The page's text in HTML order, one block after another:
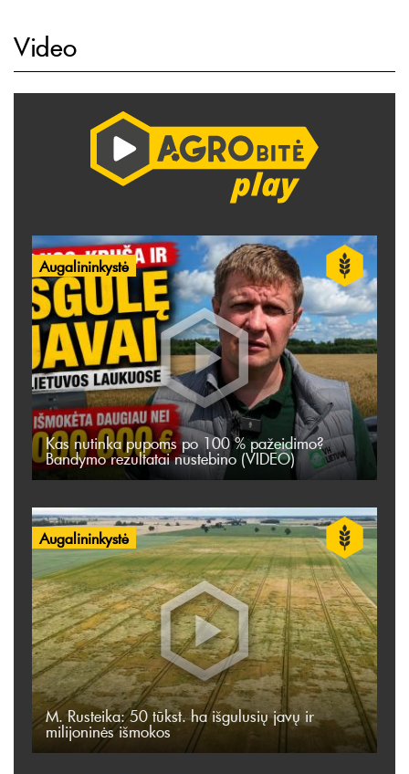
Video
Augalininkystė
Kas nutinka pupoms po 100 % pažeidimo?
Bandymo rezultatai nustebino (VIDEO)
Augalininkystė
M. Rusteika: 50 tūkst. ha išgulusių javų ir
milijoninės išmokos